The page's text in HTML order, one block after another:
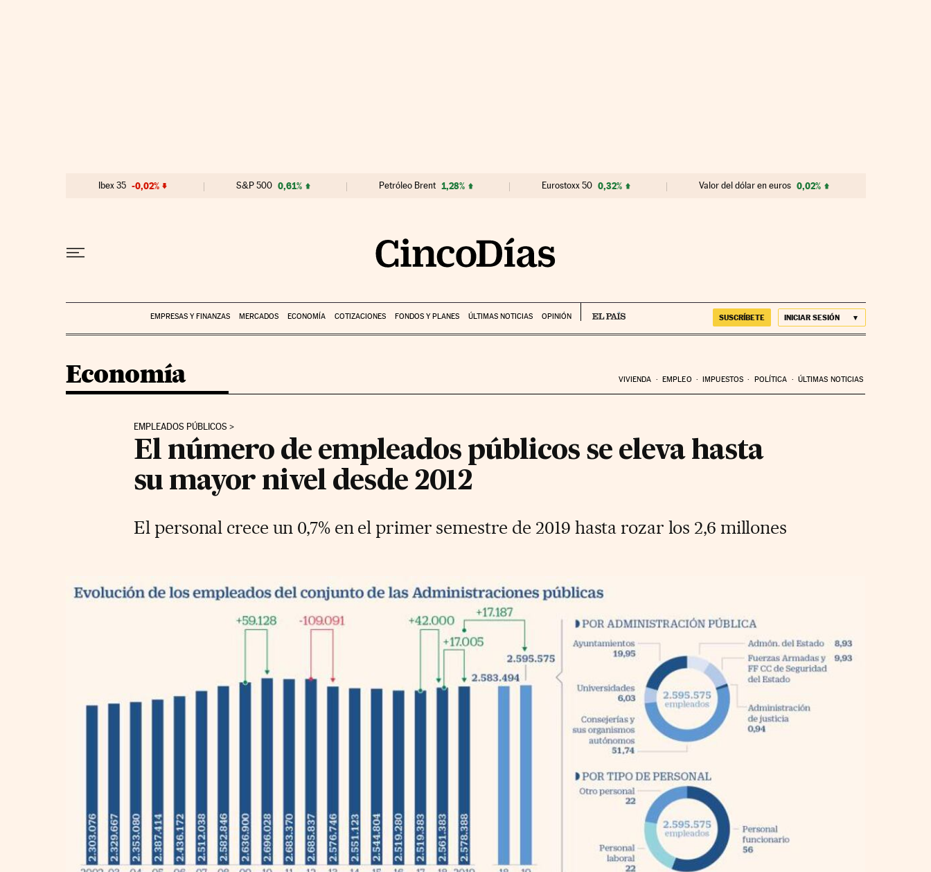
Ibex 35 -0,02% S&P 500 0,61% Petróleo Brent 1,28% Eurostoxx 50 0,32% Valor del dólar en euros 0,02%
EMPRESAS Y FINANZAS MERCADOS ECONOMÍA COTIZACIONES FONDOS Y PLANES ÚLTIMAS NOTICIAS OPINIÓN SUSCRÍBETE INICIAR SESIÓN
Economía VIVIENDA EMPLEO IMPUESTOS POLÍTICA ÚLTIMAS NOTICIAS
EMPLEADOS PÚBLICOS
El número de empleados públicos se eleva hasta
su mayor nivel desde 2012
El personal crece un 0,7% en el primer semestre de 2019 hasta rozar los 2,6 millones